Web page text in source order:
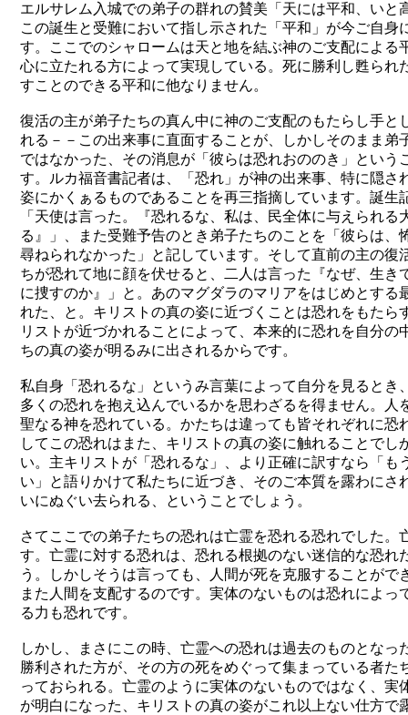
エルサレム入城での弟子の群れの賛美「天には平和、いと
この誕生と受難において指し示された「平和」が今ご自身
す。ここでのシャロームは天と地を結ぶ神のご支配による
心に立たれる方によって実現している。死に勝利し甦られ
すことのできる平和に他なりません。
復活の主が弟子たちの真ん中に神のご支配のもたらし手と
れる－－この出来事に直面することが、しかしそのまま弟
ではなかった、その消息が「彼らは恐れおののき」という
す。ルカ福音書記者は、「恐れ」が神の出来事、特に隠さ
姿にかくぁるものであることを再三指摘しています。誕生
「天使は言った。『恐れるな、私は、民全体に与えられる
る』」、また受難予告のとき弟子たちのことを「彼らは、
尋ねられなかった」と記しています。そして直前の主の復
ちが恐れて地に顔を伏せると、二人は言った『なぜ、生き
に捜すのか』」と。あのマグダラのマリアをはじめとする
れた、と。キリストの真の姿に近づくことは恐れをもたら
リストが近づかれることによって、本来的に恐れを自分の
ちの真の姿が明るみに出されるからです。
私自身「恐れるな」というみ言葉によって自分を見るとき
多くの恐れを抱え込んでいるかを思わざるを得ません。人
聖なる神を恐れている。かたちは違っても皆それぞれに恐
してこの恐れはまた、キリストの真の姿に触れることでし
い。主キリストが「恐れるな」、より正確に訳すなら「も
い」と語りかけて私たちに近づき、そのご本質を露わにさ
いにぬぐい去られる、ということでしょう。
さてここでの弟子たちの恐れは亡霊を恐れる恐れでした。
す。亡霊に対する恐れは、恐れる根拠のない迷信的な恐れ
う。しかしそうは言っても、人間が死を克服することがで
また人間を支配するのです。実体のないものは恐れによっ
る力も恐れです。
しかし、まさにこの時、亡霊への恐れは過去のものとなっ
勝利された方が、その方の死をめぐって集まっている者た
っておられる。亡霊のように実体のないものではなく、実
が明白になった、キリストの真の姿がこれ以上ない仕方で